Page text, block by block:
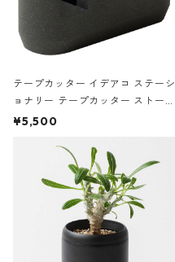
テープカッター イデアコ ステーシ
ョナリー テープカッター ストーン
サンドカラー 石調 ideaco Station
¥5,500